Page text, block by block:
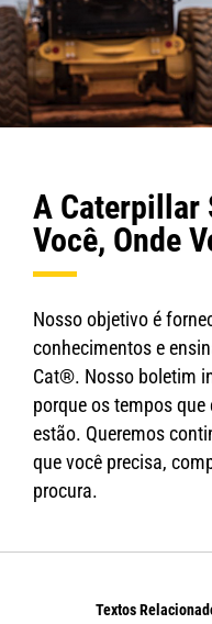
A Caterpillar
Você, Onde
Nosso objetivo é
conhecimentos e
Cat®. Nosso boletim
porque os tempos
estão. Queremos
que você precisa,
procura.
Textos